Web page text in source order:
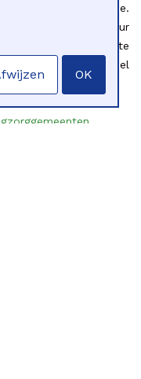
Jan Brocatus mee.
het gemeentebestuur
de kleinste gemeente
onlangs het label
OK